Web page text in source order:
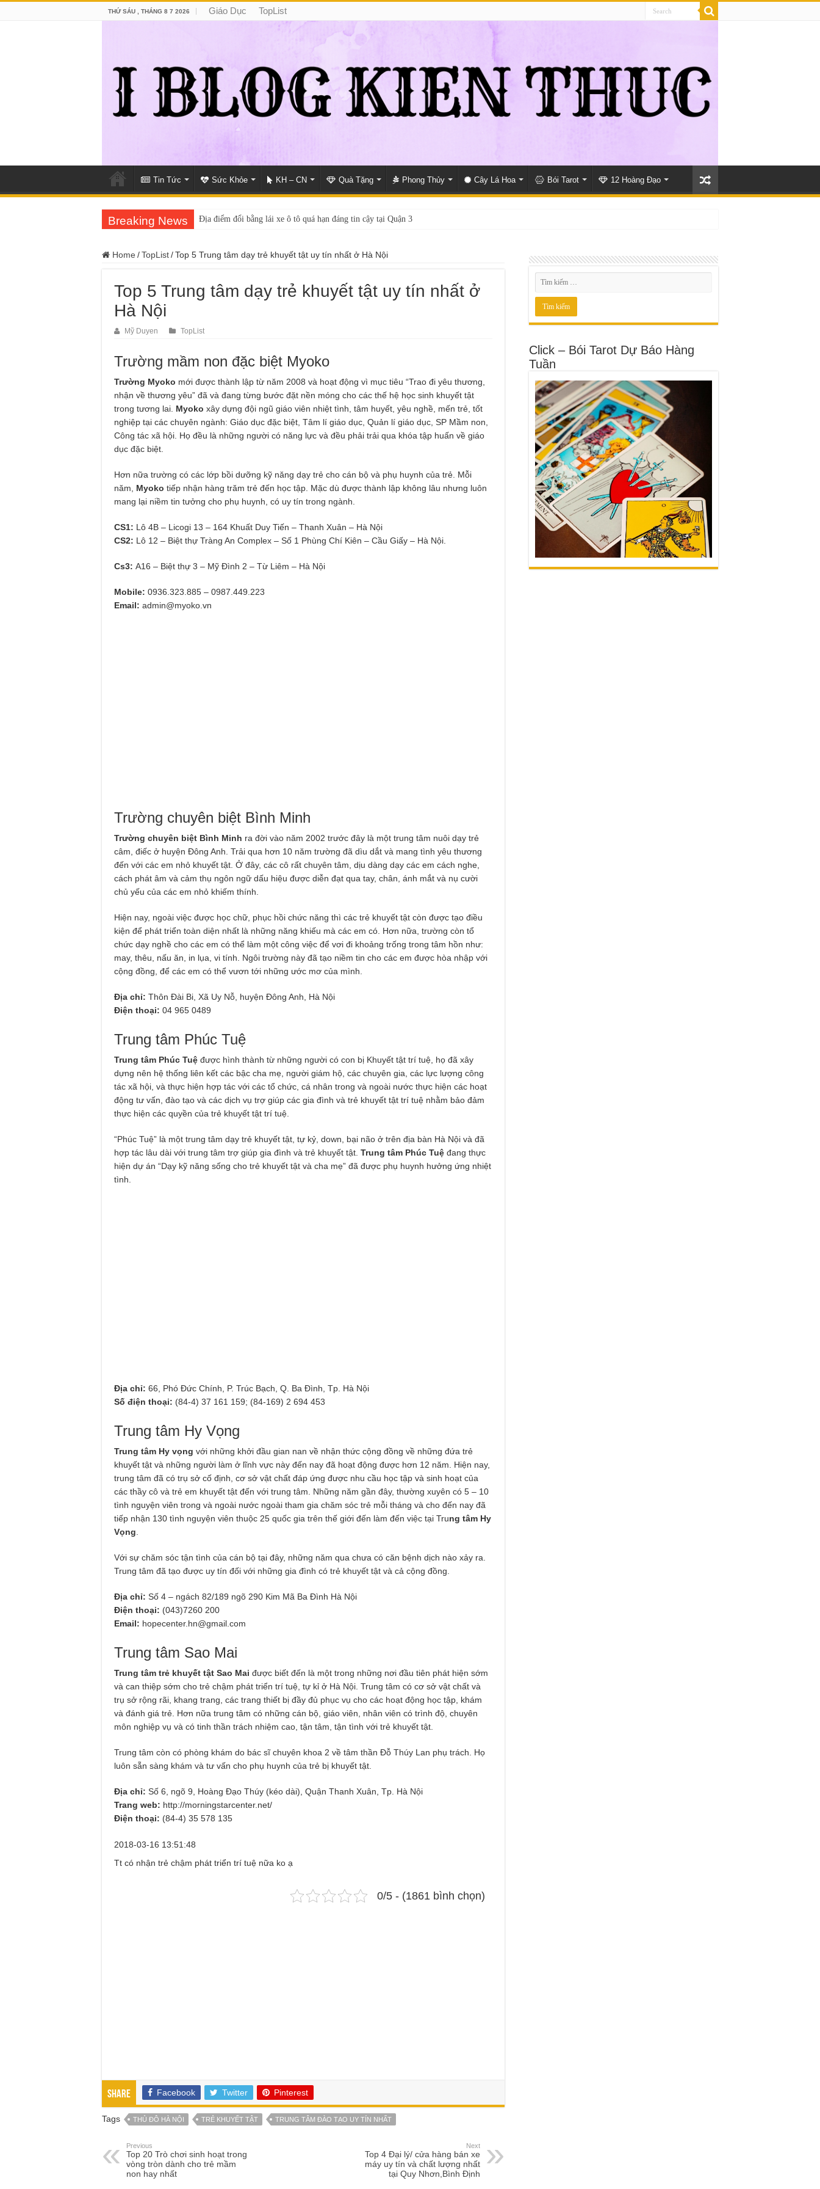
THỨ SÁU , THÁNG 8 7 2026 Giáo Dục TopList
Tin Tức Sức Khỏe KH – CN Quà Tặng Phong Thủy Cây Lá Hoa Bói Tarot 12 Hoàng Đạo
Breaking News Địa điểm đổi bằng lái xe ô tô quá hạn đáng tin cậy tại Quận 3
Home /TopList/Top 5 Trung tâm dạy trẻ khuyết tật uy tín nhất ở Hà Nội
Top 5 Trung tâm dạy trẻ khuyết tật uy tín nhất ở
Hà Nội
Mỹ Duyen TopList
Trường mầm non đặc biệt Myoko
Trường Myoko mới được thành lập từ năm 2008 và hoạt động vì mục tiêu “Trao đi yêu thương,
nhận về thương yêu” đã và đang từng bước đặt nền móng cho các thế hệ học sinh khuyết tật
trong tương lai. Myoko xây dựng đội ngũ giáo viên nhiệt tình, tâm huyết, yêu nghề, mến trẻ, tốt
nghiệp tại các chuyên ngành: Giáo dục đặc biệt, Tâm lí giáo dục, Quản lí giáo dục, SP Mầm non,
Công tác xã hội. Họ đều là những người có năng lực và đều phải trải qua khóa tập huấn về giáo
dục đặc biệt.
Hơn nữa trường có các lớp bồi dưỡng kỹ năng dạy trẻ cho cán bộ và phụ huynh của trẻ. Mỗi
năm,
Myoko tiếp nhận hàng trăm trẻ đến học tập. Mặc dù được thành lập không lâu nhưng luôn
mang lại niềm tin tưởng cho phụ huynh, có uy tín trong ngành.
CS1: Lô 4B – Licogi 13 – 164 Khuất Duy Tiến – Thanh Xuân – Hà Nội
CS2: Lô 12 – Biệt thự Tràng An Complex – Số 1 Phùng Chí Kiên – Cầu Giấy – Hà Nội.
Cs3: A16 – Biệt thự 3 – Mỹ Đình 2 – Từ Liêm – Hà Nội
Mobile: 0936.323.885 – 0987.449.223
Email: admin@myoko.vn
Trường chuyên biệt Bình Minh
Trường chuyên biệt Bình Minh ra đời vào năm 2002 trước đây là một trung tâm nuôi dạy trẻ
câm, điếc ở huyện Đông Anh. Trải qua hơn 10 năm trường đã dìu dắt và mang tình yêu thương
đến với các em nhỏ khuyết tật. Ở đây, các cô rất chuyên tâm, dịu dàng dạy các em cách nghe,
cách phát âm và cảm thụ ngôn ngữ dấu hiệu được diễn đạt qua tay, chân, ánh mắt và nụ cười
chủ yếu của các em nhỏ khiếm thính.
Hiện nay, ngoài việc được học chữ, phục hồi chức năng thì các trẻ khuyết tật còn được tạo điều
kiện để phát triển toàn diện nhất là những năng khiếu mà các em có. Hơn nữa, trường còn tổ
chức dạy nghề cho các em có thể làm một công việc để vơi đi khoảng trống trong tâm hồn như:
may, thêu, nấu ăn, in lụa, vi tính. Ngôi trường này đã tạo niềm tin cho các em được hòa nhập với
cộng đồng, để các em có thể vươn tới những ước mơ của mình.
Địa chỉ: Thôn Đài Bi, Xã Uy Nỗ, huyện Đông Anh, Hà Nội
Điện thoại: 04 965 0489
Trung tâm Phúc Tuệ
Trung tâm Phúc Tuệ được hình thành từ những người có con bị Khuyết tật trí tuệ, họ đã xây
dựng nên hệ thống liên kết các bậc cha mẹ, người giám hộ, các chuyên gia, các lực lượng công
tác xã hội, và thực hiện hợp tác với các tổ chức, cá nhân trong và ngoài nước thực hiện các hoạt
động tư vấn, đào tạo và các dịch vụ trợ giúp các gia đình và trẻ khuyết tật trí tuệ nhằm bảo đảm
thực hiện các quyền của trẻ khuyết tật trí tuệ.
“Phúc Tuệ” là một trung tâm dạy trẻ khuyết tật, tự kỷ, down, bại não ở trên địa bàn Hà Nội và đã
hợp tác lâu dài với trung tâm trợ giúp gia đình và trẻ khuyết tật. Trung tâm Phúc Tuệ đang thực
hiện dự án “Dạy kỹ năng sống cho trẻ khuyết tật và cha mẹ” đã được phụ huynh hưởng ứng nhiệt
tình.
Địa chỉ: 66, Phó Đức Chính, P. Trúc Bạch, Q. Ba Đình, Tp. Hà Nội
Số điện thoại: (84-4) 37 161 159; (84-169) 2 694 453
Trung tâm Hy Vọng
Trung tâm Hy vọng với những khởi đầu gian nan về nhận thức cộng đồng về những đứa trẻ
khuyết tật và những người làm ở lĩnh vực này đến nay đã hoạt động được hơn 12 năm. Hiện nay,
trung tâm đã có trụ sở cố định, cơ sở vật chất đáp ứng được nhu cầu học tập và sinh hoạt của
các thầy cô và trẻ em khuyết tật đến với trung tâm. Những năm gần đây, thường xuyên có 5 – 10
tình nguyện viên trong và ngoài nước ngoài tham gia chăm sóc trẻ mỗi tháng và cho đến nay đã
tiếp nhận 130 tình nguyện viên thuộc 25 quốc gia trên thế giới đến làm đến việc tại Trung tâm Hy
Vọng
Với sự chăm sóc tận tình của cán bộ tại đây, những năm qua chưa có căn bệnh dịch nào xảy ra.
Trung tâm đã tạo được uy tín đối với những gia đình có trẻ khuyết tật và cả cộng đồng.
Địa chỉ: Số 4 – ngách 82/189 ngõ 290 Kim Mã Ba Đình Hà Nội
Điện thoại: (043)7260 200
Email: hopecenter.hn@gmail.com
Trung tâm Sao Mai
Trung tâm trẻ khuyết tật Sao Mai được biết đến là một trong những nơi đầu tiên phát hiện sớm
và can thiệp sớm cho trẻ chậm phát triển trí tuệ, tự kỉ ở Hà Nội. Trung tâm có cơ sở vật chất và
trụ sở rộng rãi, khang trang, các trang thiết bị đầy đủ phục vụ cho các hoạt động học tập, khám
và đánh giá trẻ. Hơn nữa trung tâm có những cán bộ, giáo viên, nhân viên có trình độ, chuyên
môn nghiệp vụ và có tinh thần trách nhiệm cao, tận tâm, tận tình với trẻ khuyết tật.
Trung tâm còn có phòng khám do bác sĩ chuyên khoa 2 về tâm thần Đỗ Thúy Lan phụ trách. Họ
luôn sẵn sàng khám và tư vấn cho phụ huynh của trẻ bị khuyết tật.
Địa chỉ: Số 6, ngõ 9, Hoàng Đạo Thúy (kéo dài), Quận Thanh Xuân, Tp. Hà Nội
Trang web: http://morningstarcenter.net/
Điện thoại: (84-4) 35 578 135
2018-03-16 13:51:48
Tt có nhận trẻ chậm phát triển trí tuệ nữa ko ạ
0/5 - (1861 bình chọn)
Share Facebook Twitter Pinterest
Tags THỦ ĐÔ HÀ NỘI TRẺ KHUYẾT TẬT TRUNG TÂM ĐÀO TẠO UY TÍN NHẤT
Previous
Top 20 Trò chơi sinh hoạt trong
vòng tròn dành cho trẻ mầm
non hay nhất
Next
Top 4 Đại lý/ cửa hàng bán xe
máy uy tín và chất lượng nhất
tại Quy Nhơn,Bình Định
Click – Bói Tarot Dự Báo Hàng
Tuần